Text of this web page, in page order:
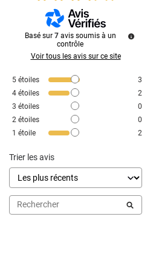
Basé sur 7 avis soumis à un
contrôle
Voir tous les avis sur ce site
5 étoiles
3
4 étoiles
2
3 étoiles
0
2 étoiles
0
1 étoile 2
Trier les avis